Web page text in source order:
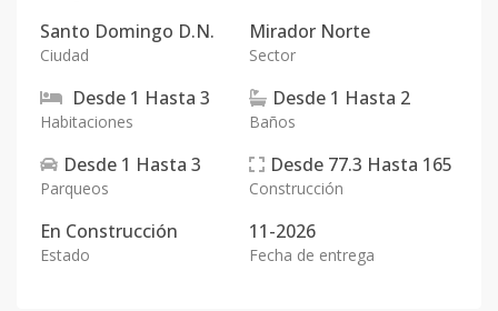
Santo Domingo D.N.
Ciudad
Mirador Norte
Sector
Desde 1 Hasta 3
Habitaciones
Desde 1 Hasta 2
Baños
Desde 1 Hasta 3
Parqueos
Desde 77.3 Hasta 165
Construcción
En Construcción
Estado
11-2026
Fecha de entrega